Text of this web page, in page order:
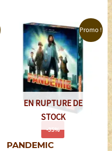
Promo !
-35%
EN RUPTURE DE
STOCK
PANDEMIC